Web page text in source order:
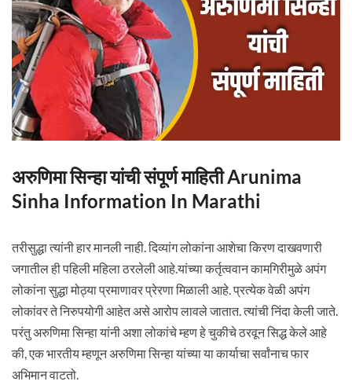
अरुणिमा सिन्हा यांची संपूर्ण माहिती Arunima
Sinha Information In Marathi
तरीसुद्धा त्यांनी हार मानली नाही. दिव्यांग लोकांना आशेचा किरण दाखवणारी
जगातील ही पहिली महिला ठरलेली आहे.यांच्या कर्तृत्ववान कामगिरीमुळे अपंग
लोकांना सुद्धा मोठ्या प्रमाणावर प्रेरणा मिळाली आहे. प्रत्येक वेळी अपंग
लोकांवर ते निरुपयोगी आहेत असे आरोप लावले जातात. त्यांची निंदा केली जाते.
परंतु अरुणिमा सिन्हा यांनी अशा लोकांचे म्हण हे चुकीचे ठरवून सिद्ध केले आहे
की, एक भारतीय म्हणून अरुणिमा सिन्हा यांच्या या कार्याचा सर्वांनाच फार
अभिमान वाटतो.